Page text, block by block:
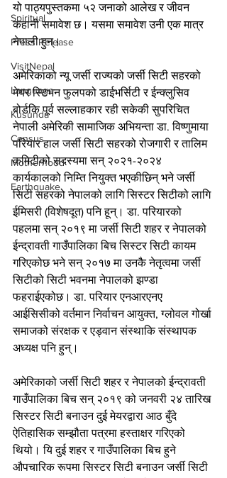
Spiritual
Press Release
VisitNepal
Language
Kusunda
Census
Motherhood
Earthquake
यो पाठ्यपुस्तकमा ५२ जनाको आलेख र जीवन
कहानी समावेश छ। यसमा समावेश उनी एक मात्र
नेपाली हुन्।
अमेरिकाको न्यू जर्सी राज्यको जर्सी सिटी सहरको
मेयर स्टिभन फुलपको डाईभर्सिटी र ईन्क्लुसिव
बोर्डकि पूर्व सल्लाहकार रही सकेकी सुपरिचित
नेपाली अमेरिकी सामाजिक अभियन्ता डा. विष्णुमाया
परियार हाल जर्सी सिटी सहरको रोजगारी र तालिम
कमिटीको सदस्यमा सन् २०२१-२०२४
कार्यकालको निम्ति नियुक्त भएकीछिन् भने जर्सी
सिटी सहरको नेपालको लागि सिस्टर सिटीको लागि
ईमिसरी (विशेषदूत) पनि हून्। डा. परियारको
पहलमा सन् २०१९ मा जर्सी सिटी शहर र नेपालको
ईन्द्रावती गाउँपालिका बिच सिस्टर सिटी कायम
गरिएकोछ भने सन् २०१७ मा उनकै नेतृत्वमा जर्सी
सिटीको सिटी भवनमा नेपालको झण्डा
फहराईएकोछ। डा. परियार एनआरएनए
आईसिसीको वर्तमान निर्वाचन आयुक्त, ग्लोवल गोर्खा
समाजको संरक्षक र एड्वान संस्थाकि संस्थापक
अध्यक्ष पनि हुन्।
अमेरिकाको जर्सी सिटी शहर र नेपालको ईन्द्रावती
गाउँपालिका बिच सन् २०१९ को जनवरी २४ तारिख
सिस्टर सिटी बनाउन दुई मेयरद्वारा आठ बुँदे
ऐतिहासिक सम्झौता पत्रमा हस्ताक्षर गरिएको
थियो। यि दुई शहर र गाउँपालिका बिच हुने
औपचारिक रूपमा सिस्टर सिटी बनाउन जर्सी सिटी